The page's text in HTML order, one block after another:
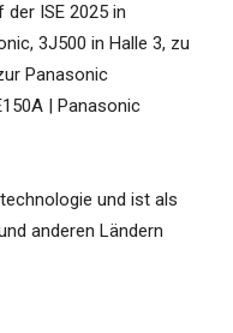
ISE 2025 in
3J500 in Halle 3, zu
Panasonic
| Panasonic
und ist als
anderen Ländern